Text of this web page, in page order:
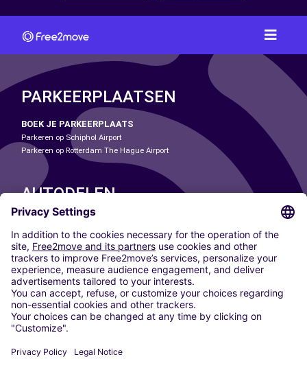
PARKEERPLAATSEN
BOEK JE PARKEERPLAATS
Parkeren op Schiphol Airport
Parkeren op Rotterdam The Hague Airport
AUTODELEN
ONZE STEDEN
Paris
Madrid
Washington DC
Milaan
Rome
Turijn
Wenen
Berlijn
Düsseldorf